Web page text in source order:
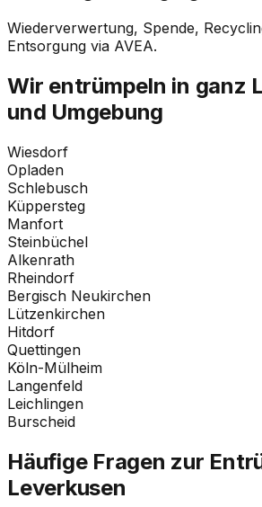
Wiederverwertung, Spende,
Entsorgung via AVEA.
Wir entrümpeln in ganz
und Umgebung
Wiesdorf
Opladen
Schlebusch
Küppersteg
Manfort
Steinbüchel
Alkenrath
Rheindorf
Bergisch Neukirchen
Lützenkirchen
Hitdorf
Quettingen
Köln-Mülheim
Langenfeld
Leichlingen
Burscheid
Häufige Fragen zur
Leverkusen